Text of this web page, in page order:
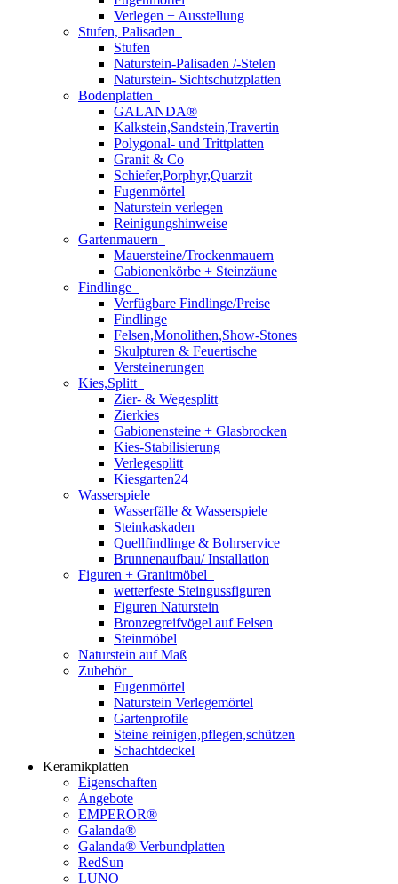
Verlegen + Ausstellung
Stufen, Palisaden
Stufen
Naturstein-Palisaden /-Stelen
Naturstein- Sichtschutzplatten
Bodenplatten
GALANDA®
Kalkstein,Sandstein,Travertin
Polygonal- und Trittplatten
Granit & Co
Schiefer,Porphyr,Quarzit
Fugenmörtel
Naturstein verlegen
Reinigungshinweise
Gartenmauern
Mauersteine/Trockenmauern
Gabionenkörbe + Steinzäune
Findlinge
Verfügbare Findlinge/Preise
Findlinge
Felsen,Monolithen,Show-Stones
Skulpturen & Feuertische
Versteinerungen
Kies,Splitt
Zier- & Wegesplitt
Zierkies
Gabionensteine + Glasbrocken
Kies-Stabilisierung
Verlegesplitt
Kiesgarten24
Wasserspiele
Wasserfälle & Wasserspiele
Steinkaskaden
Quellfindlinge & Bohrservice
Brunnenaufbau/ Installation
Figuren + Granitmöbel
wetterfeste Steingussfiguren
Figuren Naturstein
Bronzegreifvögel auf Felsen
Steinmöbel
Naturstein auf Maß
Zubehör
Fugenmörtel
Naturstein Verlegemörtel
Gartenprofile
Steine reinigen,pflegen,schützen
Schachtdeckel
Keramikplatten
Eigenschaften
Angebote
EMPEROR®
Galanda®
Galanda® Verbundplatten
RedSun
LUNO